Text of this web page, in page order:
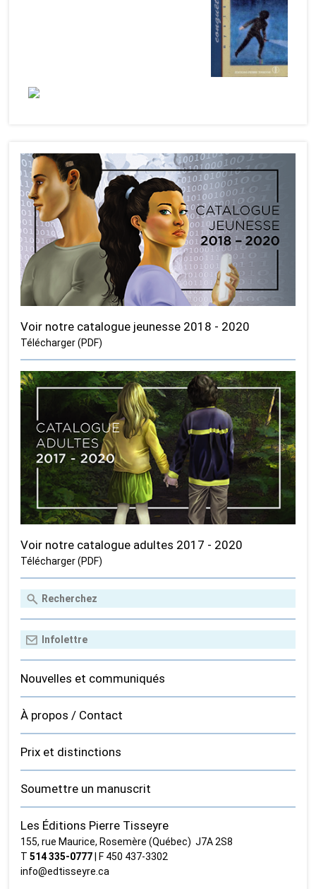
Voir notre catalogue jeunesse 2018 - 2020
Télécharger (PDF)
Voir notre catalogue adultes 2017 - 2020
Télécharger (PDF)
Nouvelles et communiqués
À propos / Contact
Prix et distinctions
Soumettre un manuscrit
Les Éditions Pierre Tisseyre
155, rue Maurice, Rosemère (Québec) J7A 2S8
T514 335‑0777| F 450 437‑3302
info@edtisseyre.ca